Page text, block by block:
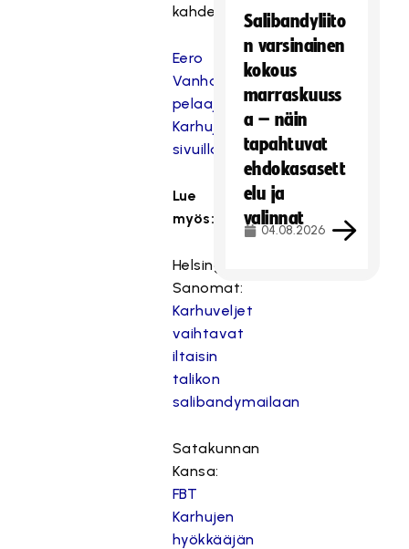
kahdeksan.
Eero
Vanhatalon
pelaajakortti
Karhujen
sivuilla
Lue
myös:
Helsingin
Sanomat:
Karhuveljet
vaihtavat
iltaisin
talikon
salibandymailaan
Satakunnan
Kansa:
FBT
Karhujen
hyökkääjän
Salibandyliito
n varsinainen
kokous
marraskuuss
a – näin
tapahtuvat
ehdokasasett
elu ja
valinnat
04.08.2026